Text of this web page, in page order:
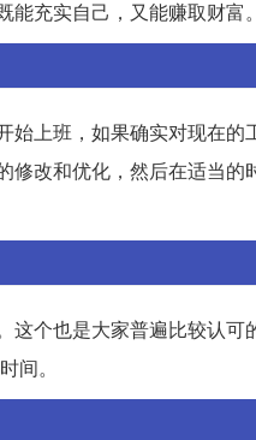
充实自己，又能赚取财富。
上班，如果确实对现在
改和优化，然后在适当
个也是大家普遍比较认
间。